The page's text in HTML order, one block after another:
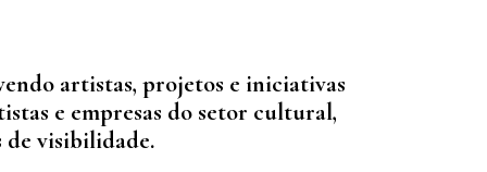
artistas, projetos e iniciativas
e empresas do setor cultural,
visibilidade.